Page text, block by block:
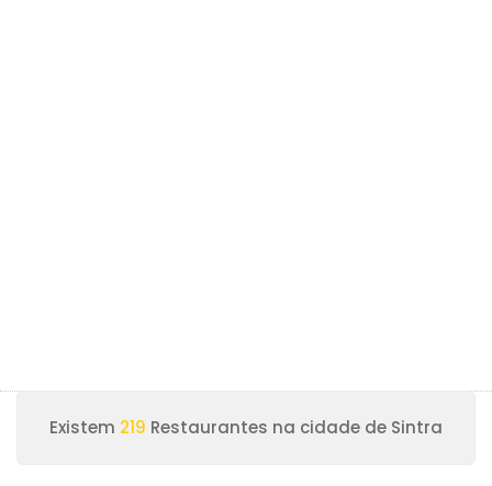
Existem 219 Restaurantes na cidade de Sintra